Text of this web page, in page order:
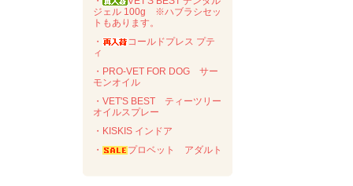
ジェル 100g ※ハブラシセッ
トもあります。
・
コールドプレス プテ
ィ
・PRO-VET FOR DOG サー
モンオイル
・VET'S BEST ティーツリー
オイルスプレー
・KISKIS インドア
・
プロベット アダルト